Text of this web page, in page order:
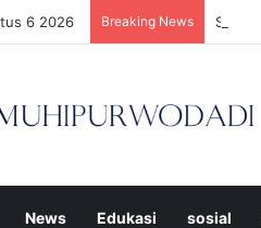
6 2026 Breaking News
News Edukasi sosial